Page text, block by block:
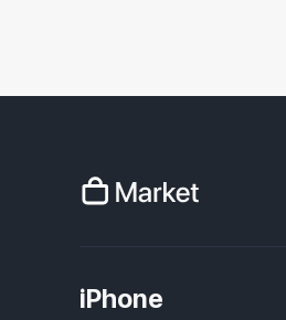
iPhone